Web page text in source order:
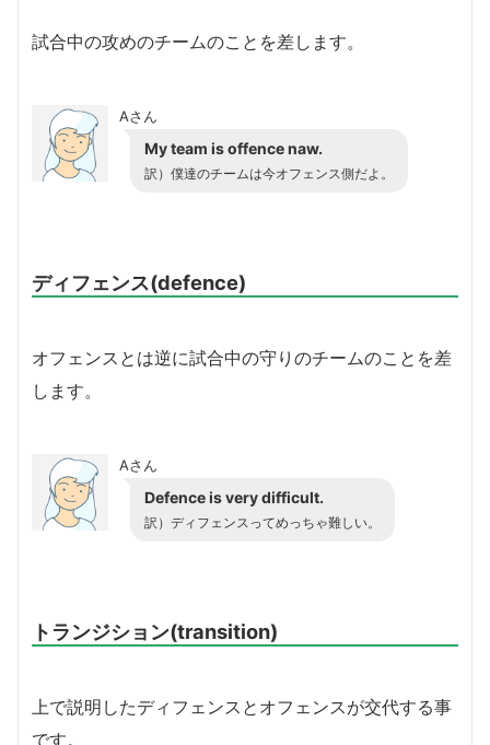
試合中の攻めのチームのことを差します。
Aさん
My team is offence naw.
訳）僕達のチームは今オフェンス側だよ。
ディフェンス(defence)
オフェンスとは逆に試合中の守りのチームのことを差
します。
Aさん
Defence is very difficult.
訳）ディフェンスってめっちゃ難しい。
トランジション(transition)
上で説明したディフェンスとオフェンスが交代する事
です。